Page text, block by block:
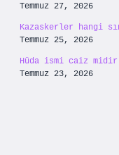
Temmuz 27, 2026
Kazaskerler hangi
Temmuz 25, 2026
Hüda ismi caiz
Temmuz 23, 2026